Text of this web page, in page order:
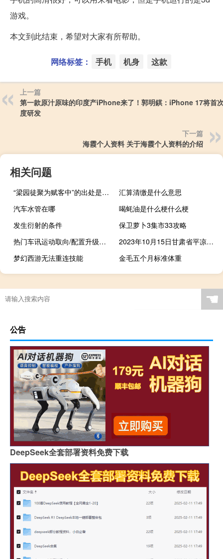
游戏。
本文到此结束，希望对大家有所帮助。
网络标签： 手机 机身 这款
上一篇
第一款原汁原味的印度产iPhone来了！郭明錤：iPhone 17将首
度研发
下一篇
海霞个人资料 关于海霞个人资料的介绍
相关问题
“梁园徒聚为赋客中”的出处是哪里
汇算清缴是什么意思
汽车水管在哪
喝蚝油是什么梗什么梗
发生衍射的条件
保卫萝卜3集市33攻略
热门车讯运动取向/配置升级！ 2019款奔腾B50售8.59万起
2023年10月15日甘肃省平凉市疫情大数据-今日/今天疫情全网搜索最新实时消息动态情况通知播报
梦幻西游无法重连技能
金毛五个月标准体重
☚
公告
DeepSeek全套部署资料免费下载